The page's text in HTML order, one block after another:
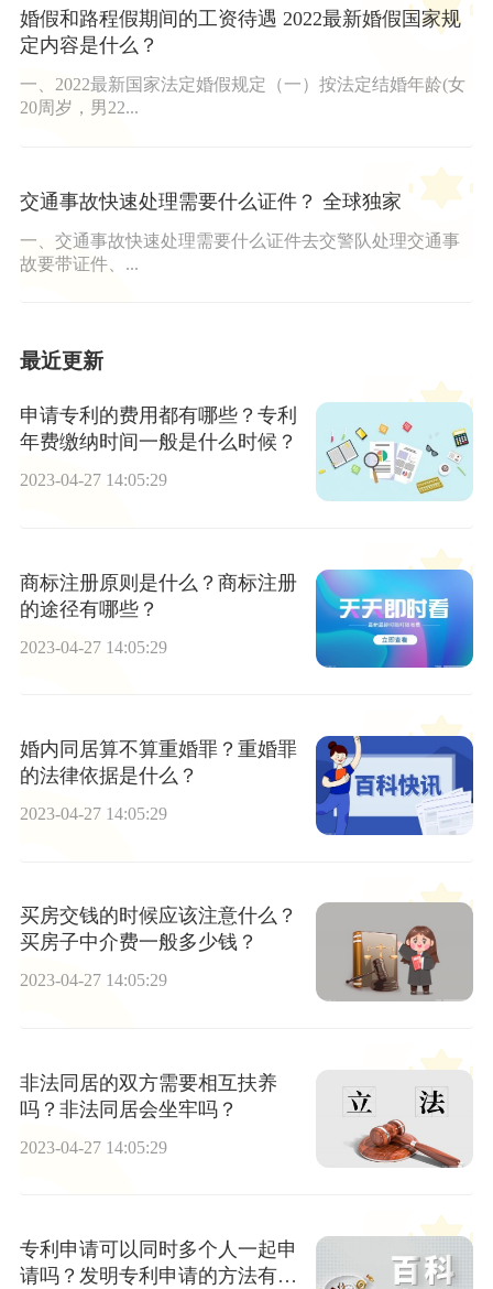
婚假和路程假期间的工资待遇 2022最新婚假国家规
定内容是什么？
一、2022最新国家法定婚假规定（一）按法定结婚年龄(女
20周岁，男22...
交通事故快速处理需要什么证件？ 全球独家
一、交通事故快速处理需要什么证件去交警队处理交通事
故要带证件、...
最近更新
申请专利的费用都有哪些？专利
年费缴纳时间一般是什么时候？
2023-04-27 14:05:29
商标注册原则是什么？商标注册
的途径有哪些？
2023-04-27 14:05:29
婚内同居算不算重婚罪？重婚罪
的法律依据是什么？
2023-04-27 14:05:29
买房交钱的时候应该注意什么？
买房子中介费一般多少钱？
2023-04-27 14:05:29
非法同居的双方需要相互扶养
吗？非法同居会坐牢吗？
2023-04-27 14:05:29
专利申请可以同时多个人一起申
请吗？发明专利申请的方法有哪